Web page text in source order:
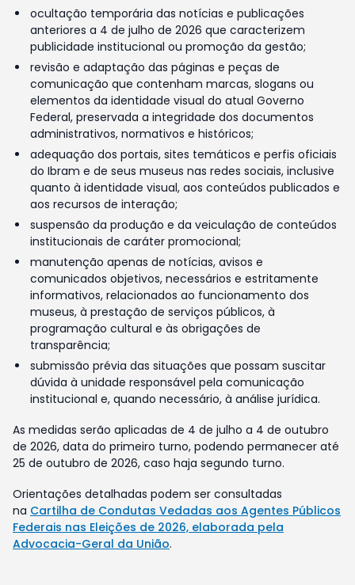
ocultação temporária das notícias e publicações
anteriores a 4 de julho de 2026 que caracterizem
publicidade institucional ou promoção da gestão;
revisão e adaptação das páginas e peças de
comunicação que contenham marcas, slogans ou
elementos da identidade visual do atual Governo
Federal, preservada a integridade dos documentos
administrativos, normativos e históricos;
adequação dos portais, sites temáticos e perfis oficiais
do Ibram e de seus museus nas redes sociais, inclusive
quanto à identidade visual, aos conteúdos publicados e
aos recursos de interação;
suspensão da produção e da veiculação de conteúdos
institucionais de caráter promocional;
manutenção apenas de notícias, avisos e
comunicados objetivos, necessários e estritamente
informativos, relacionados ao funcionamento dos
museus, à prestação de serviços públicos, à
programação cultural e às obrigações de
transparência;
submissão prévia das situações que possam suscitar
dúvida à unidade responsável pela comunicação
institucional e, quando necessário, à análise jurídica.
As medidas serão aplicadas de 4 de julho a 4 de outubro
de 2026, data do primeiro turno, podendo permanecer até
25 de outubro de 2026, caso haja segundo turno.
Orientações detalhadas podem ser consultadas
na Cartilha de Condutas Vedadas aos Agentes Públicos
Federais nas Eleições de 2026, elaborada pela
Advocacia-Geral da União.